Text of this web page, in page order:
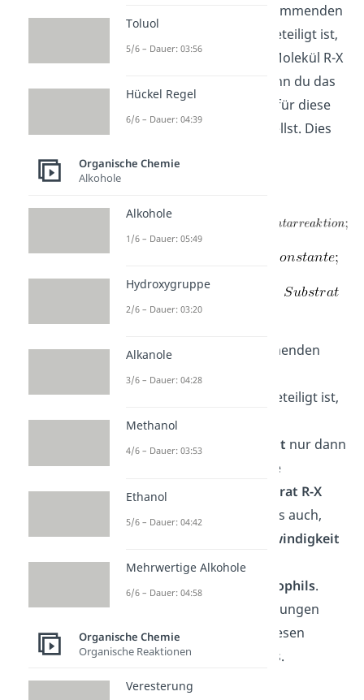
am geschwindigkeitsbestimmenden
Schritt nur
beteiligt ist,
also nur das organische Molekül R-X
selbst, wird dir klarer, wenn du das
Geschwindigkeitsgesetz
für diese
Elementarreaktion
aufstellst. Dies
geschwindigkeitsbestimmenden
Schritt tatsächlich nur das
organische Molekül R-X beteiligt ist,
dann sollte die
Reaktionsgeschwindigkeit nur dann
, wenn auch die
Konzentration
Substrat R-X
steigt
. Allerdings heißt das auch,
Reaktionsgeschwindigkeit
unabhängigist von der
Konzentration des Nukleophils.
Experimentelle Untersuchungen
bestätigen auch genau diesen
vermuteten Mechanismus.
Toluol
5/6 – Dauer: 03:56
Hückel Regel
6/6 – Dauer: 04:39
Organische Chemie
Alkohole
Alkohole
1/6 – Dauer: 05:49
Hydroxygruppe
2/6 – Dauer: 03:20
Alkanole
3/6 – Dauer: 04:28
Methanol
4/6 – Dauer: 03:53
Ethanol
5/6 – Dauer: 04:42
Mehrwertige Alkohole
6/6 – Dauer: 04:58
Organische Chemie
Organische Reaktionen
Veresterung